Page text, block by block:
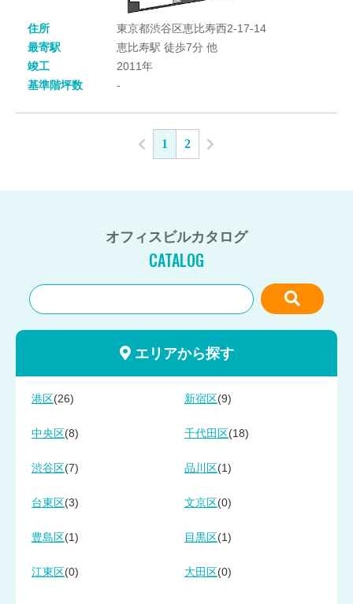
住所
東京都渋谷区恵比寿西2-17-14
最寄駅
恵比寿駅 徒歩7分 他
竣工
2011年
基準階坪数
-
1 2
オフィスビルカタログ
CATALOG
エリアから探す
港区 (26) 新宿区 (9)
中央区 (8) 千代田区 (18)
渋谷区 (7) 品川区 (1)
台東区 (3) 文京区 (0)
豊島区 (1) 目黒区 (1)
江東区 (0) 大田区 (0)